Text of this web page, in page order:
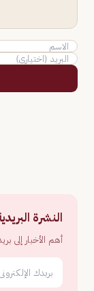
النشرة
أهم الأخبار إلى